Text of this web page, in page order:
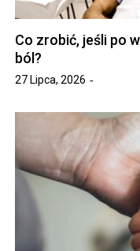
Co zrobić, jeśli po
ból?
27 Lipca, 2026